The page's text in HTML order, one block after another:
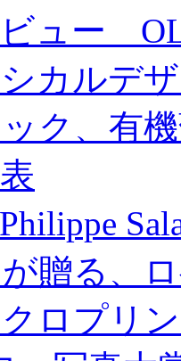
ュー
カルデ
ク、有
贈る、
ロプリ